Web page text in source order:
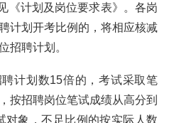
《计划及岗位要求表》。各岗
计划开考比例的，将相应核减
招聘计划。
计划数15倍的，考试采取笔
按招聘岗位笔试成绩从高分到
对象，不足比例的按实际人数